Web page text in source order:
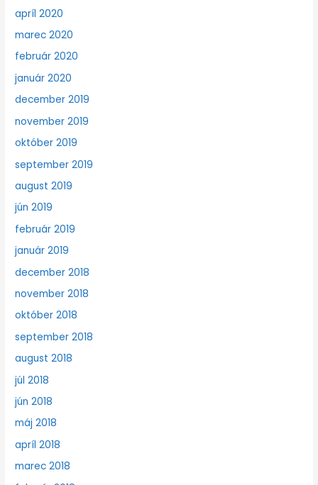
apríl 2020
marec 2020
február 2020
január 2020
december 2019
november 2019
október 2019
september 2019
august 2019
jún 2019
február 2019
január 2019
december 2018
november 2018
október 2018
september 2018
august 2018
júl 2018
jún 2018
máj 2018
apríl 2018
marec 2018